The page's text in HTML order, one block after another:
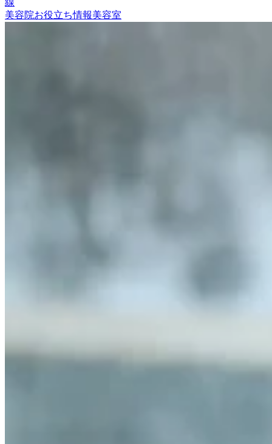
線
美容院お役立ち情報美容室